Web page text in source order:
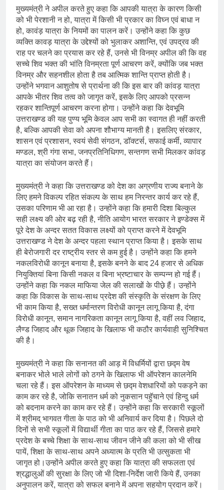
मुख्यमंत्री ने अपील करते हुए कहा कि आपकी यात्रा के कारण किसी
को भी पेरशानी न हो, यात्रा में किसी भी प्रकार का विघ्न एवं बाधा न
हो, कावंड़ यात्रा के नियमों का पालन करें। उन्होंने कहा कि कुछ
व्यक्ति कावड़ यात्रा के उद्देश्यों को भुलाकर अशान्ति, एवं उपद्रव की
राह पर चलने का प्रयास कर रहे हैं, उनसे भी विनम्र अपील की कि वह
सच्चे शिव भक्त की भांति विनम्रता पूर्ण आचरण करें, क्योंकि जब भक्त
विनम्र और सहनशील होता है तब आत्मिक शान्ति प्राप्त होती है।
उन्होंने भगवान आशुतोष से प्रार्थना की कि इस बार की कांवड़ यात्रा
आपके भीतर शिव तत्व को जागृत करें, इसके लिए आपको प्रसन्न
रहकर शान्तिपूर्ण आचरण करना होगा। उन्होंने कहा कि देवभूमि
उत्तराखण्ड की यह पुण्य भूमि केवल आप सभी का स्वागत ही नहीं करती
है, बल्कि आपकी सेवा को अपना शौभाग्य मानती है। इसलिए संरकार,
शासन एवं प्रशासन, स्वयं सेवी संगठन, डॉक्टर्स, सफाई कर्मी, व्यापार
मण्डल, श्री गंगा सभा, जनप्रतिनिधिगण, सन्तगण सभी मिलकर कांवड़
यात्रा का संयोजन करते हैं।
मुख्यमंत्री ने कहा कि उत्तराखण्ड को देश का अग्रणीय राज्य बनाने के
लिए हमने विकल्प रहित संकल्प के साथ हम निरन्तर कार्य कर रहे हैं,
उसका परिणाम भी आ रहा है। उन्होंने कहा कि हमारी दिशा बिल्कुल
सही लक्ष्य की ओर बढ़ रही है, नीति आयोग भारत सरकार ने इण्डेक्स में
पूरे देश के अन्दर सतत विकास लक्ष्यों को प्राप्त करने में देवभूमि
उत्तराखण्ड ने देश के अन्दर पहला स्थान प्राप्त किया है। इसके साथ
ही बेरोजगारी दर राष्ट्रीय स्तर से कम हुई है। उन्होंने कहा कि हमने
नकलविरोधी कानून बनाया है, इसके बनने के बाद 24 हजार से अधिक
नियुक्तियां बिना किसी नकल व बिना भ्रष्टाचार के सम्पन्न हो गई हैं।
उन्होंने कहा कि नकल माफिया जेल की सलाखों के पीछ़े हैं। उन्होंने
कहा कि विकास के साथ-साथ प्रदेश की संस्कृति के संरक्षण के लिए
भी काम किया है, सख्त धर्मान्तरण विरोधी कानून लागू किया है, दंगा
विरोधी कानून, समान नागरिकता कानून लागू किया है, वहीं लव जिहाद,
लैण्ड जिहाद और थूक जिहाद के खिलाफ भी कठौर कार्यवाही सुनिश्चित
की है।
मुख्यमंत्री ने कहा कि सनानत की आड़ में विधर्मियों द्वारा छद्म वेष
बनाकर भोले भाले लोगों को ठगने के खिलाफ भी ऑपरेशन कालनेमि
चला रहे हैं। इस ऑपरेशन के माध्यम से छद्म वेशधारियों को पकड़ने का
काम कर रहे है, जोकि सनातन धर्म को नुकसान पहुॅचाने एवं हिन्दु धर्म
को बदनाम करने का काम कर रहे हैं। उन्होंने कहा कि सरकारी स्कूलों
में श्रीमद् भागवत गीता के पाठ को भी अनिवार्य कर दिया है। पिछले दो
दिनों से सभी स्कूलों में विद्यार्थी गीता का पाठ कर रहे हैं, जिससे हमारे
प्रदेश के बच्चे शिक्षा के साथ-साथ जीवन जीने की कला को भी सीख
पायें, शिक्षा के साथ-साथ अपने अध्यात्म के प्रति भी उत्सुकता भी
जागृत हो।उन्होंने अपील करते हुए कहा कि यात्रा की सफलता एवं
श्रद्धालुओं की सुरक्षा के लिए जो भी दिशा-निर्देश जारी किये हैं, उनका
अनुपालन करें, यात्रा को सफल बनाने में अपना सहयोग प्रदान करें।